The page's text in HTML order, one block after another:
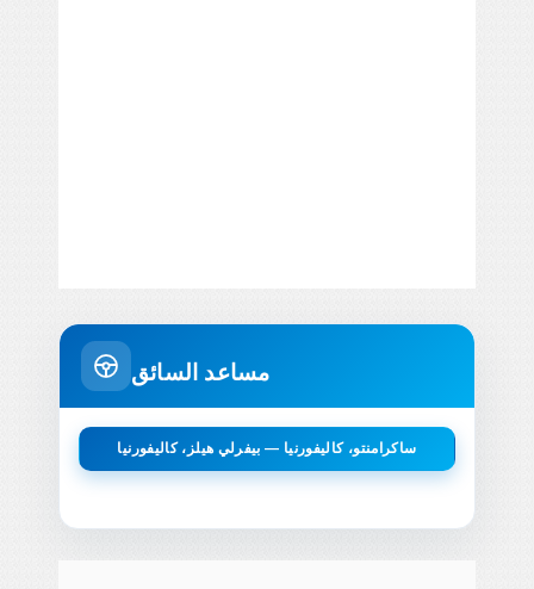
مساعد السائق
ساكرامنتو، كاليفورنيا — بيفرلي هيلز، كاليفورنيا